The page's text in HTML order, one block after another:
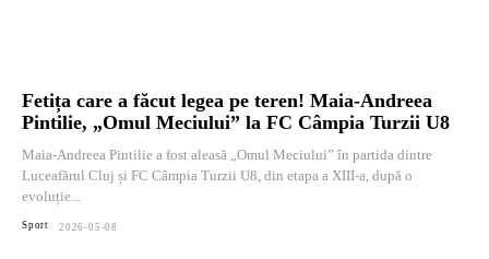
Fetița care a făcut legea pe teren! Maia-Andreea
Pintilie, „Omul Meciului” la FC Câmpia Turzii U8
Maia-Andreea Pintilie a fost aleasă „Omul Meciului” în partida dintre
Luceafărul Cluj și FC Câmpia Turzii U8, din etapa a XIII-a, după o
evoluție...
Sport 2026-05-08